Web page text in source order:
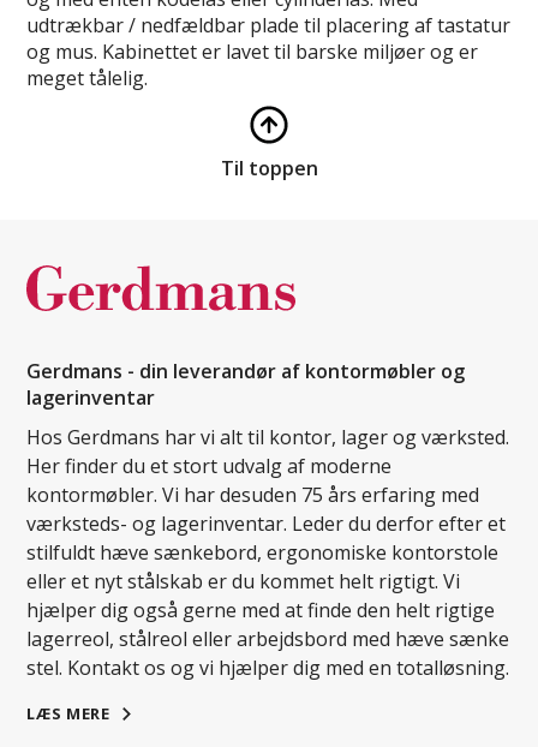
udtrækbar / nedfældbar plade til placering af tastatur
og mus. Kabinettet er lavet til barske miljøer og er
meget tålelig.
Til toppen
Gerdmans - din leverandør af kontormøbler og
lagerinventar
Hos Gerdmans har vi alt til kontor, lager og værksted.
Her finder du et stort udvalg af moderne
kontormøbler. Vi har desuden 75 års erfaring med
værksteds- og lagerinventar. Leder du derfor efter et
stilfuldt hæve sænkebord, ergonomiske kontorstole
eller et nyt stålskab er du kommet helt rigtigt. Vi
hjælper dig også gerne med at finde den helt rigtige
lagerreol, stålreol eller arbejdsbord med hæve sænke
stel. Kontakt os og vi hjælper dig med en totalløsning.
LÆS MERE